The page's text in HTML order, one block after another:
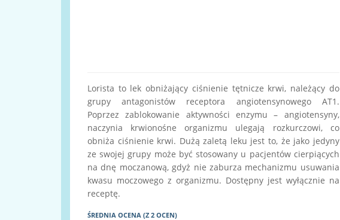
Lorista to lek obniżający ciśnienie tętnicze krwi, należący do
grupy antagonistów receptora angiotensynowego AT1.
Poprzez zablokowanie aktywności enzymu – angiotensyny,
naczynia krwionośne organizmu ulegają rozkurczowi, co
obniża ciśnienie krwi. Dużą zaletą leku jest to, że jako jedyny
ze swojej grupy może być stosowany u pacjentów cierpiących
na dnę moczanową, gdyż nie zaburza mechanizmu usuwania
kwasu moczowego z organizmu. Dostępny jest wyłącznie na
receptę.
ŚREDNIA OCENA (Z 2 OCEN)